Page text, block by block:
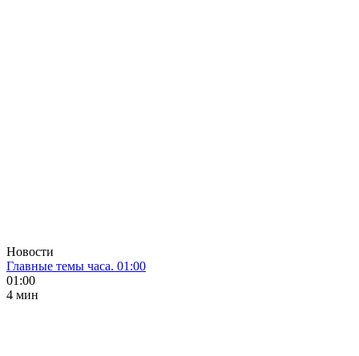
Новости
Главные темы часа. 01:00
01:00
4 мин